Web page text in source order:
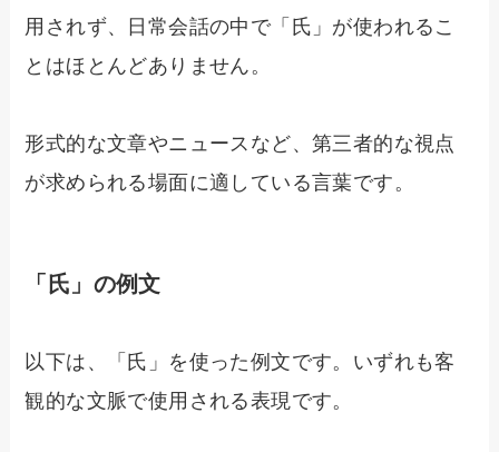
用されず、日常会話の中で「氏」が使われるこ
とはほとんどありません。
形式的な文章やニュースなど、第三者的な視点
が求められる場面に適している言葉です。
「氏」の例文
以下は、「氏」を使った例文です。いずれも客
観的な文脈で使用される表現です。